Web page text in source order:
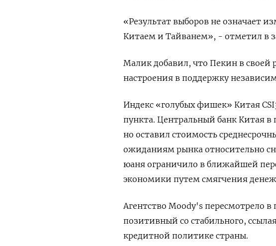
«Результат выборов не означает
Китаем и Тайванем», - отметил в
Малик добавил, что Пекин в своей
настроения в поддержку
Индекс «голубых фишек» Китая
пункта. Центральный банк Китая
но оставил стоимость
ожиданиям рынка относительно
юаня ограничило в ближайшей
экономики путем смягчения
Агентство Moody's пересмотрело
позитивный со стабильного,
кредитной политике страны.